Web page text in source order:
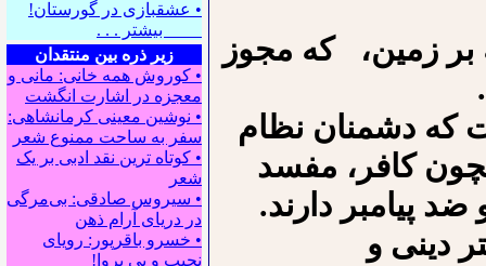
• عشقبازی در گورستان!
بیشتر . . .
زیر ذره بین منتقدان
• کوروش همه خانی: مانی و
معجزه در اشارت انگشت
• نوشین معینی کرمانشاهی:
سفر به ساحت ممنوع شعر
• کوتاه ترین نقد ادبی بر یک
شعر
• سیروس صادقی: بی‌مرگی
در دریای آرام ذهن
• خسرو باقرپور: ﺭوﻳﺎﻯ
ﻧﺠﻴﺐ ﻭ ﺑﻰ ﭘﺮﻭﺍ!
بر زمین⁪، که مجوز
که دشمنان نظام
کافر، مفسد
پیامبر دارند.
دینی و